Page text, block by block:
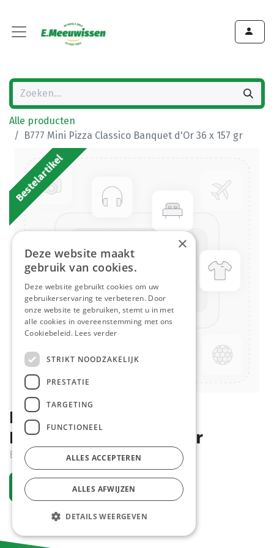
Alle producten
B777 Mini Pizza Classico Banquet d'Or 36 x 157 gr
Bestelartikel
B777 Mini Pizza Classico
Banquet d'Or 36 x 157 gr
Bestelartikel
Vraag een account aan
×
Deze website maakt
gebruik van cookies.
Deze website gebruikt cookies om uw
gebruikerservaring te verbeteren. Door
onze website te gebruiken, stemt u in met
alle cookies in overeenstemming met ons
Cookiebeleid. Lees verder
STRIKT NOODZAKELIJK
PRESTATIE
TARGETING
FUNCTIONEEL
ALLES ACCEPTEREN
ALLES AFWIJZEN
DETAILS WEERGEVEN